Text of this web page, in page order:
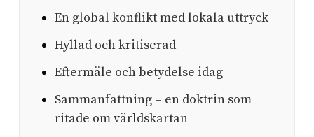
En global konflikt med lokala uttryck
Hyllad och kritiserad
Eftermäle och betydelse idag
Sammanfattning – en doktrin som
ritade om världskartan